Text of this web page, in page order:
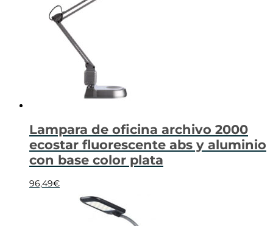
Lampara de oficina archivo 2000
ecostar fluorescente abs y aluminio
con base color plata
96,49€